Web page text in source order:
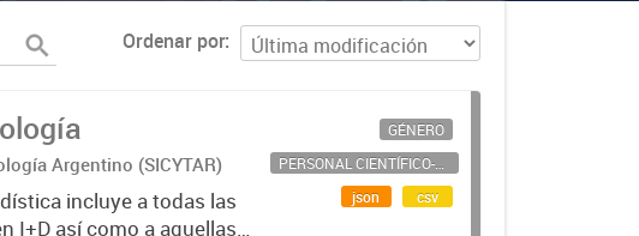
Ordenar por
Argentino (SICYTAR)
incluye a todas las
I+D así como a aquellas
GÉNERO
PERSONAL CIENTÍFICO-TECNOLÓGICO
json
csv